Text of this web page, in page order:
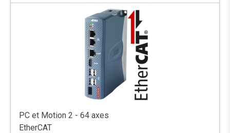
PC et Motion 2 - 64 axes
EtherCAT